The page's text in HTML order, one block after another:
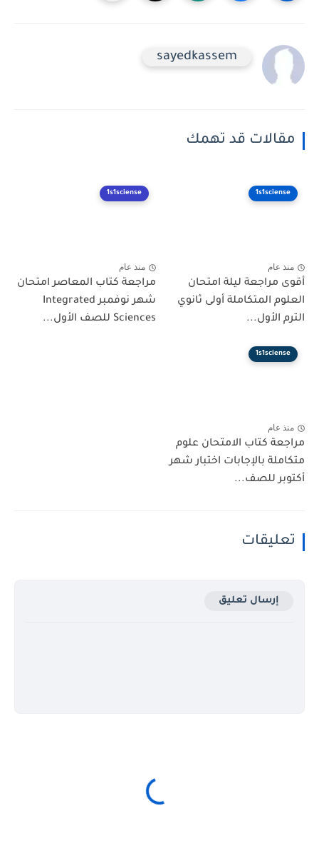
sayedkassem
قد تهمك
ليلة امتحان
المتكاملة أولى ثانوي
الأول...
1s1sciense
مراجعة كتاب المعاصر امتحان
شهر نوفمبر Integrated
Sciences للصف الأول...
كتاب الامتحان علوم
بالإجابات اختبار شهر
للصف...
إرسال تعليق